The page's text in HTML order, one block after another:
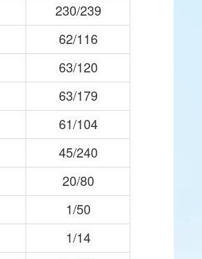
230/239
62/116
63/120
63/179
61/104
45/240
20/80
1/50
1/14